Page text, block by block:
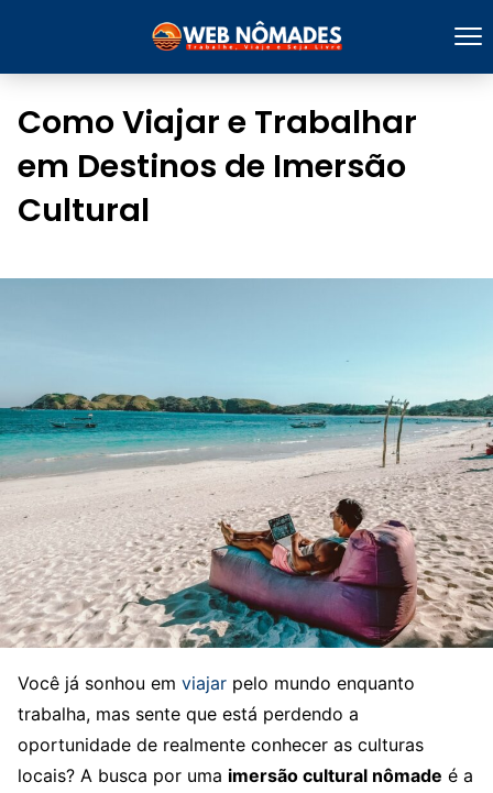
Como Viajar e Trabalhar
em Destinos de Imersão
Cultural
Você já sonhou em viajar pelo mundo enquanto
trabalha, mas sente que está perdendo a
oportunidade de realmente conhecer as culturas
locais? A busca por uma imersão cultural nômade é a